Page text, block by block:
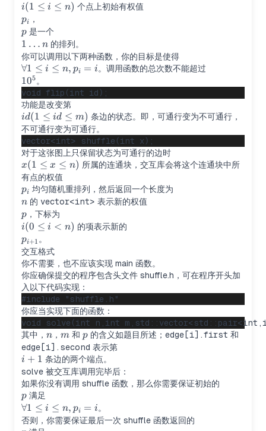
i(1\le
i\le
n)
i(1 ≤ i ≤ n) 个点上初始有权值
p_i
pi ，
p
p 是一个
1\dots
n
1 … n的排列。
你可以调用以下两种函数，你的目标是使得
\forall
1\le
i\le
n,p_i=i
∀1 ≤ i ≤ n, pi = i。调用函数的总次数不能超过
10^5
105 。
功能是改变第
id(1\le
id\le
m)
id(1 ≤ id ≤ m) 条边的状态。即，可通行变为不可通行，
不可通行变为可通行。
对于这张图上只保留状态为可通行的边时
x(1\le
x\le
n)
x(1 ≤ x ≤ n) 所属的连通块，交互库会将这个连通块中所
有点的权值
p_i
pi 均匀随机重排列，然后返回一个长度为
n
n 的 vector<int> 表示新的权值
p
p ，下标为
i(0\le
i < n)
i(0 ≤ i < n) 的项表示新的
p_{i+1}
pi+1 。
交互格式
你不需要，也不应该实现 main 函数。
你应确保提交的程序包含头文件 shuffle.h，可在程序开头加
入以下代码实现：
你应当实现下面的函数：
其中， n
n ， m
m 和 p
p 的含义如题目所述； edge[i].first 和
edge[i].second 表示第
i+1
i + 1 条边的两个端点。
solve 被交互库调用完毕后：
如果你没有调用 shuffle 函数，那么你需要保证初始的
p
p 满足
\forall
1\le
∀1 ≤ i ≤ n, pi = i。
否则，你需要保证最后一次 shuffle 函数返回的